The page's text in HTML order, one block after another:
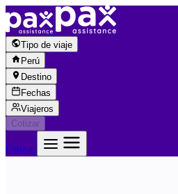
Saltar al contenido
Tipo de viaje
Perú
Destino
Fechas
Viajeros
Cotizar
Cotizar